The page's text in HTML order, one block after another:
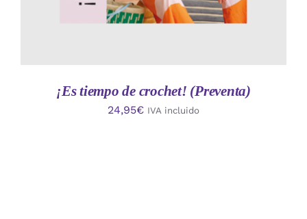
¡Es tiempo de crochet! (Preventa)
24,95€ IVA incluido